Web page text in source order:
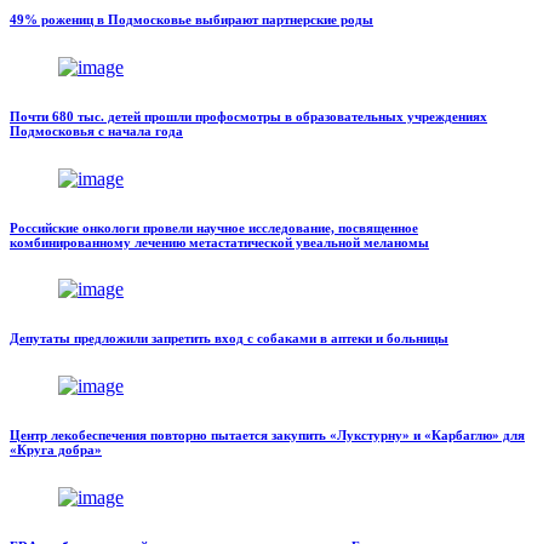
49% рожениц в Подмосковье выбирают партнерские роды
Почти 680 тыс. детей прошли профосмотры в образовательных учреждениях
Подмосковья с начала года
Российские онкологи провели научное исследование, посвященное
комбинированному лечению метастатической увеальной меланомы
Депутаты предложили запретить вход с собаками в аптеки и больницы
Центр лекобеспечения повторно пытается закупить «Лукстурну» и «Карбаглю» для
«Круга добра»